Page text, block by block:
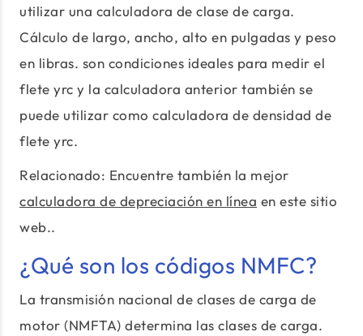
utilizar una calculadora de clase de carga.
Cálculo de largo, ancho, alto en pulgadas y peso
en libras. son condiciones ideales para medir el
flete yrc y la calculadora anterior también se
puede utilizar como calculadora de densidad de
flete yrc.
Relacionado: Encuentre también la mejor
calculadora de depreciación en línea en este sitio
web..
¿Qué son los códigos NMFC?
La transmisión nacional de clases de carga de
motor (NMFTA) determina las clases de carga.